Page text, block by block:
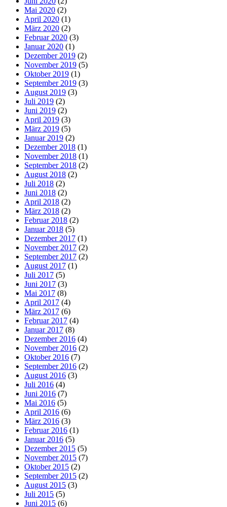
Mai 2020 (2)
April 2020 (1)
März 2020 (2)
Februar 2020 (3)
Januar 2020 (1)
Dezember 2019 (2)
November 2019 (5)
Oktober 2019 (1)
September 2019 (3)
August 2019 (3)
Juli 2019 (2)
Juni 2019 (2)
April 2019 (3)
März 2019 (5)
Januar 2019 (2)
Dezember 2018 (1)
November 2018 (1)
September 2018 (2)
August 2018 (2)
Juli 2018 (2)
Juni 2018 (2)
April 2018 (2)
März 2018 (2)
Februar 2018 (2)
Januar 2018 (5)
Dezember 2017 (1)
November 2017 (2)
September 2017 (2)
August 2017 (1)
Juli 2017 (5)
Juni 2017 (3)
Mai 2017 (8)
April 2017 (4)
März 2017 (6)
Februar 2017 (4)
Januar 2017 (8)
Dezember 2016 (4)
November 2016 (2)
Oktober 2016 (7)
September 2016 (2)
August 2016 (3)
Juli 2016 (4)
Juni 2016 (7)
Mai 2016 (5)
April 2016 (6)
März 2016 (3)
Februar 2016 (1)
Januar 2016 (5)
Dezember 2015 (5)
November 2015 (7)
Oktober 2015 (2)
September 2015 (2)
August 2015 (3)
Juli 2015 (5)
Juni 2015 (6)